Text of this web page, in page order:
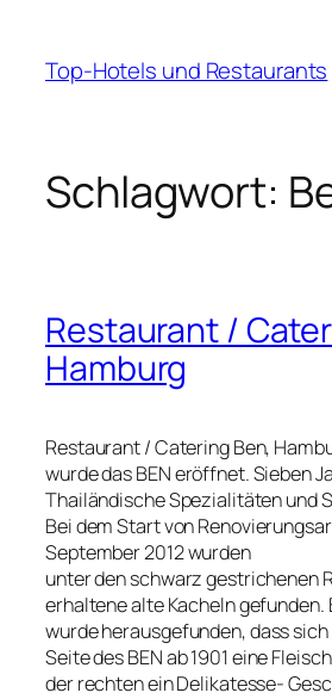
springen
Top-Hotels und Restaurants
Schlagwort:
Restaurant /
Hamburg
Restaurant / Catering Ben,
wurde das BEN eröffnet. Sieben
Thailändische Spezialitäten und
Bei dem Start von
September 2012 wurden
unter den schwarz gestrichenen
erhaltene alte Kacheln gefunden.
wurde herausgefunden, dass
Seite des BEN ab 1901 eine
der rechten ein Delikatesse-